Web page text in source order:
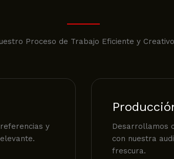
Proceso de Trabajo Eficiente y Creativo
y
Desarrollamos
con nuestra
frescura.